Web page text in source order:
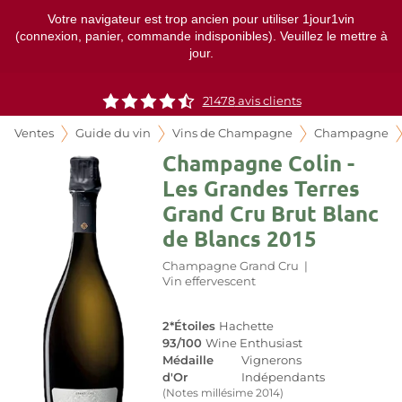
Votre navigateur est trop ancien pour utiliser 1jour1vin
(connexion, panier, commande indisponibles). Veuillez le mettre à
jour.
21478avis clients
Ventes Guide du vin Vins de Champagne Champagne
Champagne Colin -
Les Grandes Terres
Grand Cru Brut Blanc
de Blancs 2015
Champagne Grand Cru |
Vin effervescent
2*Étoiles Hachette
93/100 Wine Enthusiast
Médaille
d'Or
Vignerons
Indépendants
(Notes millésime 2014)